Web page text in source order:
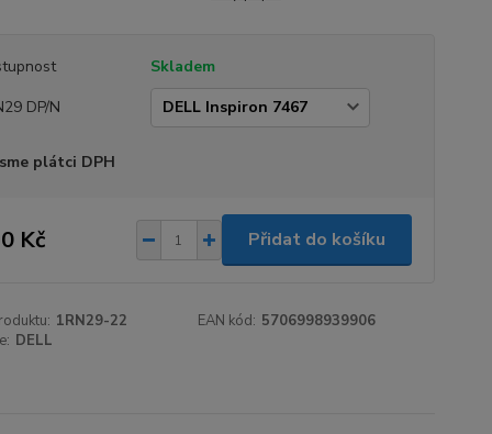
Skladem
DP/N
plátci DPH
Kč Přidat do košíku
1RN29-22 EAN kód: 5706998939906
DELL